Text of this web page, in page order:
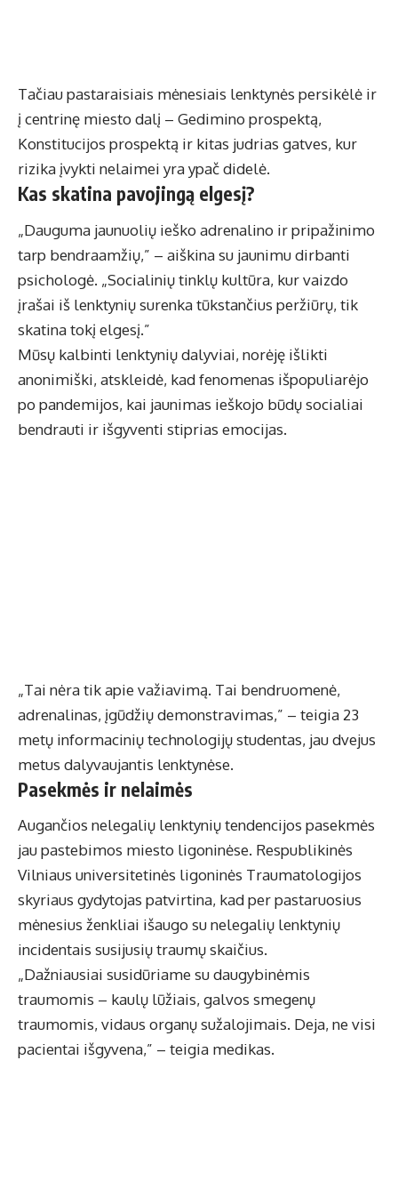
Tačiau pastaraisiais mėnesiais lenktynės persikėlė ir
į centrinę miesto dalį – Gedimino prospektą,
Konstitucijos prospektą ir kitas judrias gatves, kur
rizika įvykti nelaimei yra ypač didelė.
Kas skatina pavojingą elgesį?
„Dauguma jaunuolių ieško adrenalino ir pripažinimo
tarp bendraamžių,” – aiškina su jaunimu dirbanti
psichologė. „Socialinių tinklų kultūra, kur vaizdo
įrašai iš lenktynių surenka tūkstančius peržiūrų, tik
skatina tokį elgesį.”
Mūsų kalbinti lenktynių dalyviai, norėję išlikti
anonimiški, atskleidė, kad fenomenas išpopuliarėjo
po pandemijos, kai jaunimas ieškojo būdų socialiai
bendrauti ir išgyventi stiprias emocijas.
„Tai nėra tik apie važiavimą. Tai bendruomenė,
adrenalinas, įgūdžių demonstravimas,” – teigia 23
metų informacinių technologijų studentas, jau dvejus
metus dalyvaujantis lenktynėse.
Pasekmės ir nelaimės
Augančios nelegalių lenktynių tendencijos pasekmės
jau pastebimos miesto ligoninėse. Respublikinės
Vilniaus universitetinės ligoninės Traumatologijos
skyriaus gydytojas patvirtina, kad per pastaruosius
mėnesius ženkliai išaugo su nelegalių lenktynių
incidentais susijusių traumų skaičius.
„Dažniausiai susidūriame su daugybinėmis
traumomis – kaulų lūžiais, galvos smegenų
traumomis, vidaus organų sužalojimais. Deja, ne visi
pacientai išgyvena,” – teigia medikas.